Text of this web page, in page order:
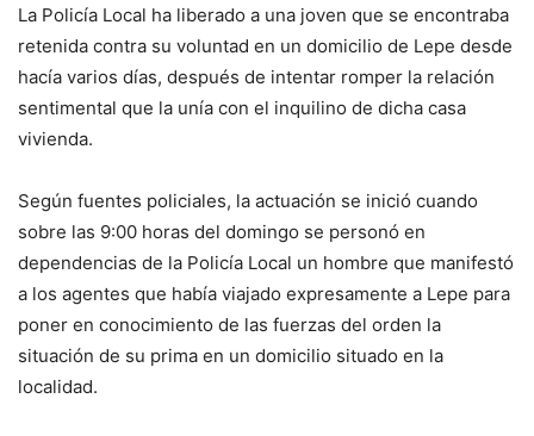
La Policía Local ha liberado a una joven que se encontraba
retenida contra su voluntad en un domicilio de Lepe desde
hacía varios días, después de intentar romper la relación
sentimental que la unía con el inquilino de dicha casa
vivienda.
Según fuentes policiales, la actuación se inició cuando
sobre las 9:00 horas del domingo se personó en
dependencias de la Policía Local un hombre que manifestó
a los agentes que había viajado expresamente a Lepe para
poner en conocimiento de las fuerzas del orden la
situación de su prima en un domicilio situado en la
localidad.